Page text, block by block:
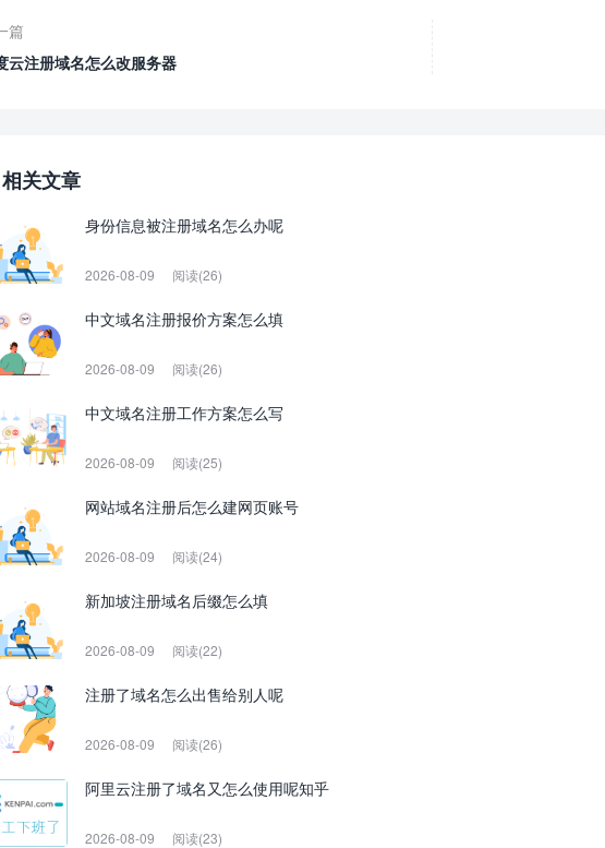
篇
云注册域名怎么改服务器
相关文章
身份信息被注册域名怎么办呢
2026-08-09 阅读(26)
中文域名注册报价方案怎么填
2026-08-09 阅读(26)
中文域名注册工作方案怎么写
2026-08-09 阅读(25)
网站域名注册后怎么建网页账号
2026-08-09 阅读(24)
新加坡注册域名后缀怎么填
2026-08-09 阅读(22)
注册了域名怎么出售给别人呢
2026-08-09 阅读(26)
阿里云注册了域名又怎么使用呢知乎
2026-08-09 阅读(23)